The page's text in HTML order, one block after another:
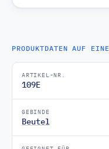
PRODUKTDATEN AUF
ARTIKEL-NR.
109E
GEBINDE
Beutel